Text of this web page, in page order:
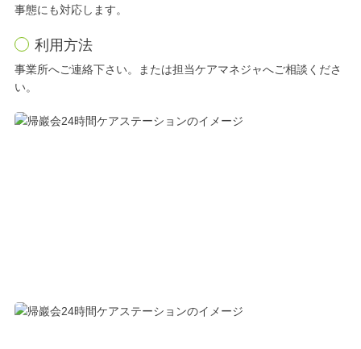
事態にも対応します。
利用方法
事業所へご連絡下さい。または担当ケアマネジャへご相談くださ
い。